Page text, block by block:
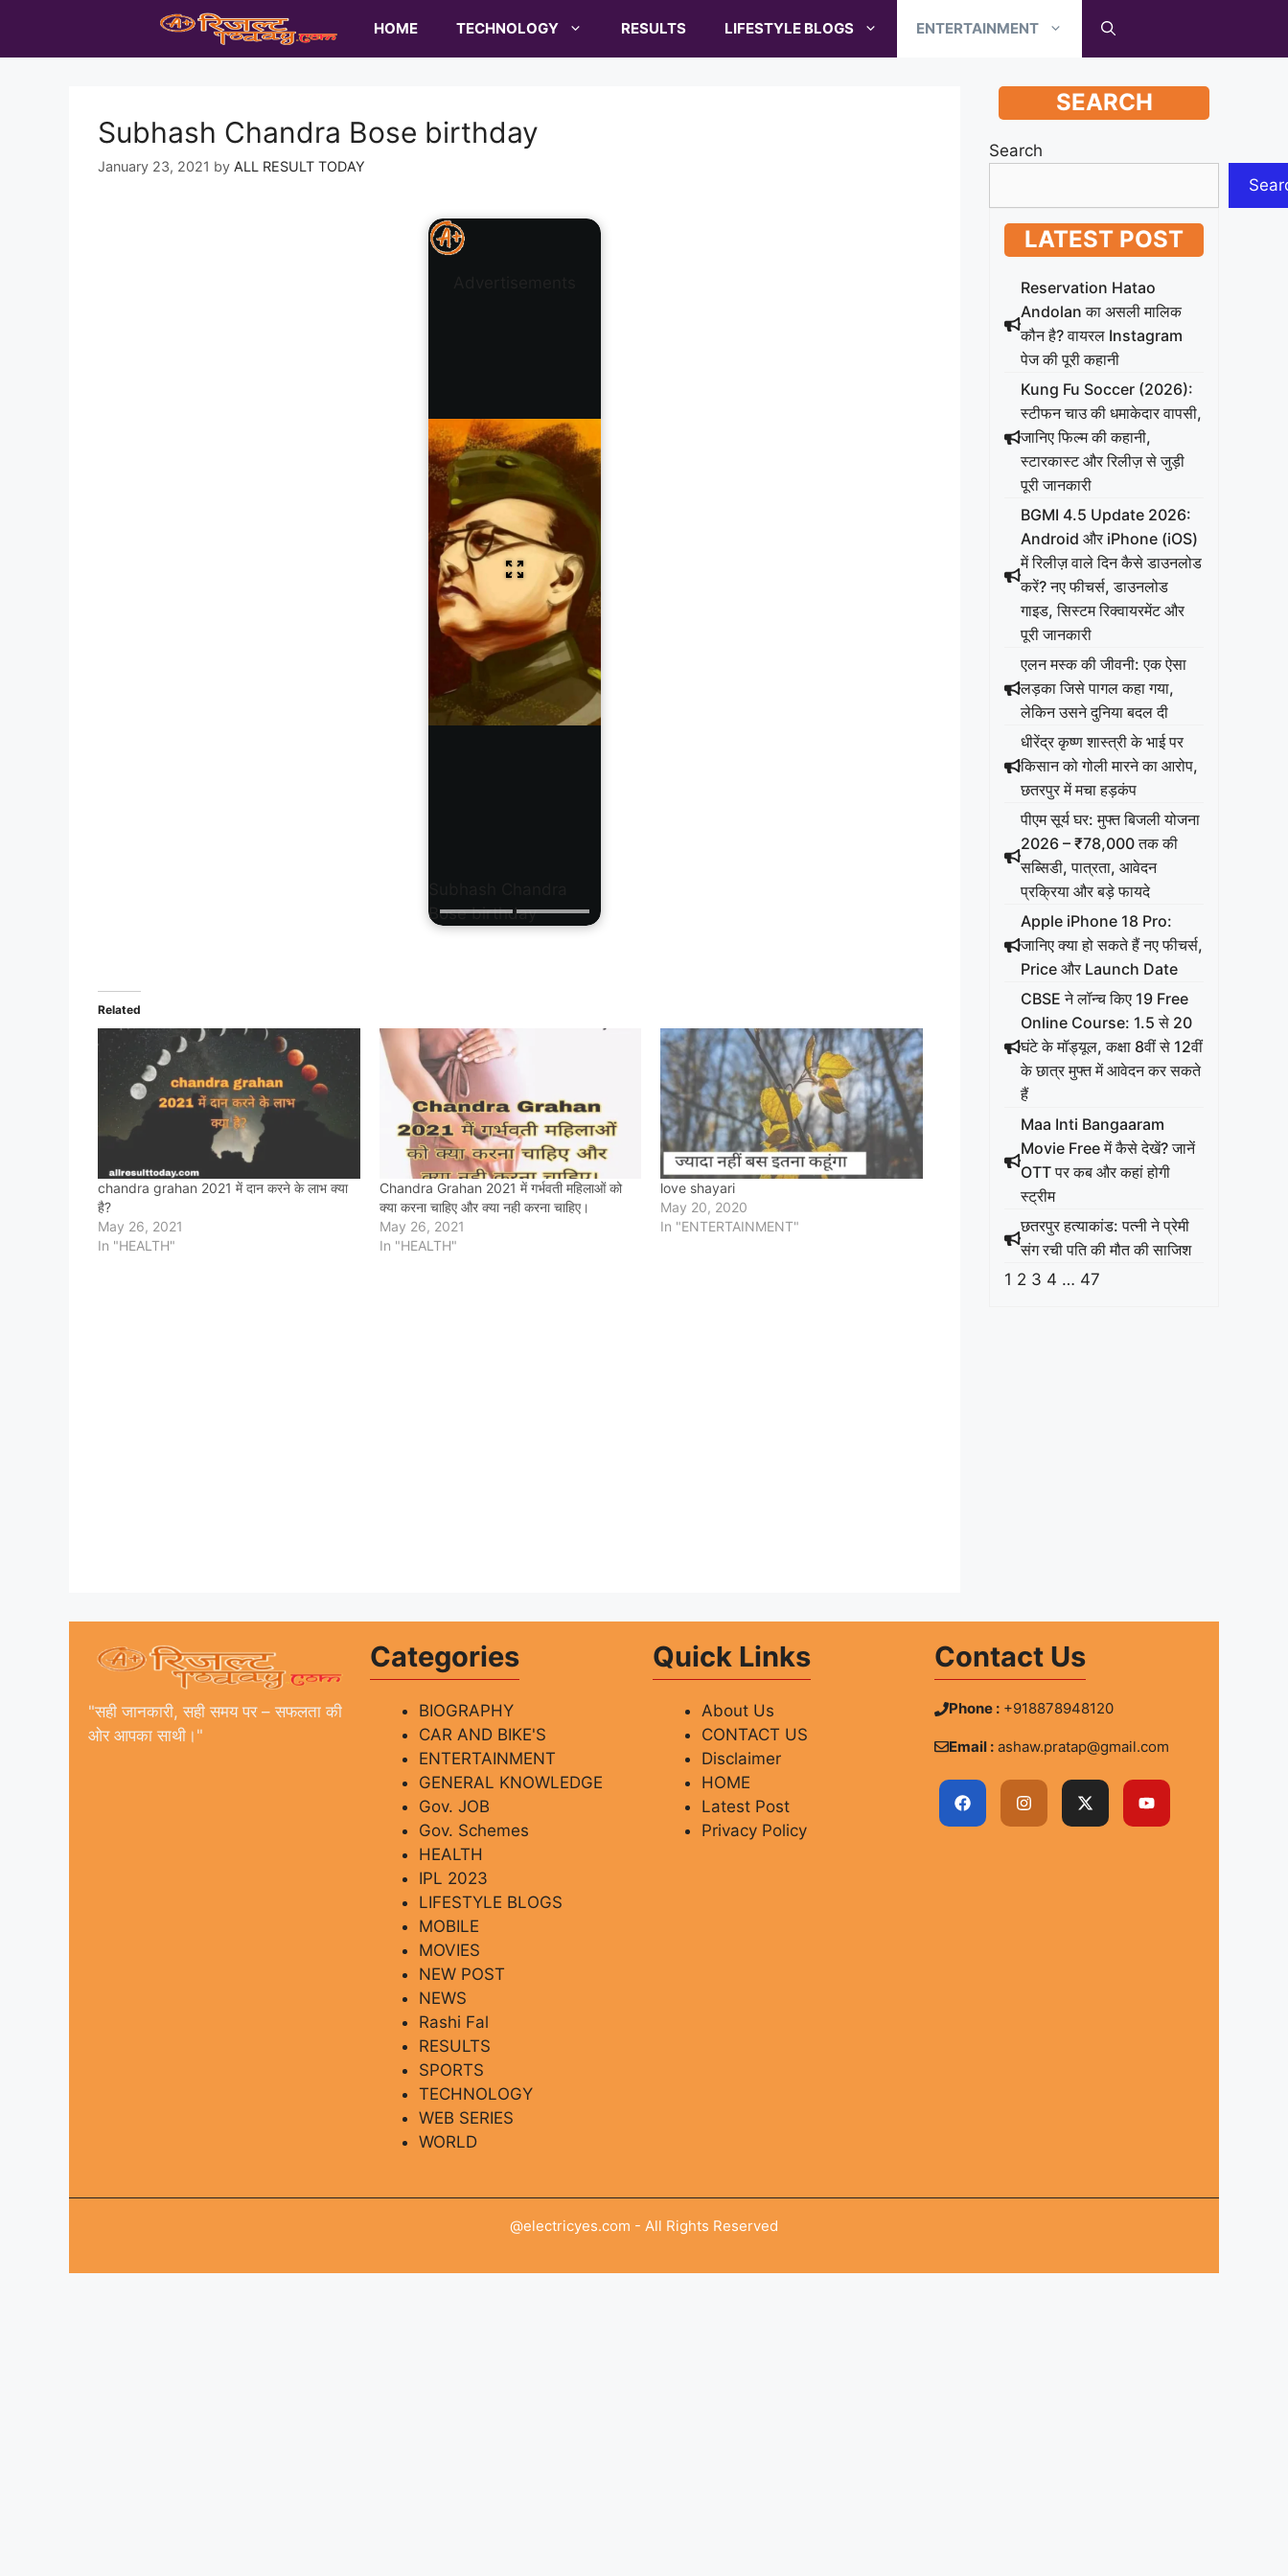
content
HOME TECHNOLOGY RESULTS LIFESTYLE BLOGS ENTERTAINMENT
Subhash Chandra Bose birthday
January 23, 2021 by ALL RESULT TODAY
Bose birthday
Related
chandra grahan 2021 में दान करने के लाभ क्या
है?
May 26, 2021
In "HEALTH"
Chandra Grahan 2021 में गर्भवती महिलाओं को
क्या करना चाहिए और क्या नही करना चाहिए।
May 26, 2021
In "HEALTH"
love shayari
May 20, 2020
In "ENTERTAINMENT"
SEARCH
Search
LATEST POST
Reservation Hatao
Andolan का असली मालिक
कौन है? वायरल Instagram
पेज की पूरी कहानी
Kung Fu Soccer (2026):
स्टीफन चाउ की धमाकेदार वापसी,
जानिए फिल्म की कहानी,
स्टारकास्ट और रिलीज़ से जुड़ी
पूरी जानकारी
BGMI 4.5 Update 2026:
Android और iPhone (iOS)
में रिलीज़ वाले दिन कैसे डाउनलोड
करें? नए फीचर्स, डाउनलोड
गाइड, सिस्टम रिक्वायरमेंट और
पूरी जानकारी
एलन मस्क की जीवनी: एक ऐसा
लड़का जिसे पागल कहा गया,
लेकिन उसने दुनिया बदल दी
धीरेंद्र कृष्ण शास्त्री के भाई पर
किसान को गोली मारने का आरोप,
छतरपुर में मचा हड़कंप
पीएम सूर्य घर: मुफ्त बिजली योजना
2026 – ₹78,000 तक की
सब्सिडी, पात्रता, आवेदन
प्रक्रिया और बड़े फायदे
Apple iPhone 18 Pro:
जानिए क्या हो सकते हैं नए फीचर्स,
Price और Launch Date
CBSE ने लॉन्च किए 19 Free
Online Course: 1.5 से 20
घंटे के मॉड्यूल, कक्षा 8वीं से 12वीं
के छात्र मुफ्त में आवेदन कर सकते
हैं
Maa Inti Bangaaram
Movie Free में कैसे देखें? जानें
OTT पर कब और कहां होगी
स्ट्रीम
छतरपुर हत्याकांड: पत्नी ने प्रेमी
संग रची पति की मौत की साजिश
1 2 3 4 … 47
"सही जानकारी, सही समय पर – सफलता की
ओर आपका साथी।"
Categories
BIOGRAPHY
CAR AND BIKE'S
ENTERTAINMENT
GENERAL KNOWLEDGE
Gov. JOB
Gov. Schemes
HEALTH
IPL 2023
LIFESTYLE BLOGS
MOBILE
MOVIES
NEW POST
NEWS
Rashi Fal
RESULTS
SPORTS
TECHNOLOGY
WEB SERIES
WORLD
Quick Links
About Us
CONTACT US
Disclaimer
HOME
Latest Post
Privacy Policy
Contact Us
Phone : +918878948120
Email : ashaw.pratap@gmail.com
@electricyes.com - All Rights Reserved